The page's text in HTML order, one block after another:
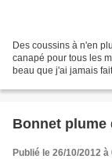
Des coussins à n'en
canapé pour tous les
beau que j'ai jamais
Bonnet plume
Publié le 26/10/2012 à